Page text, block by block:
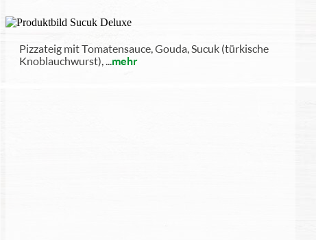
Pizzateig mit Tomatensauce, Gouda, Sucuk (türkische
Knoblauchwurst),...mehr